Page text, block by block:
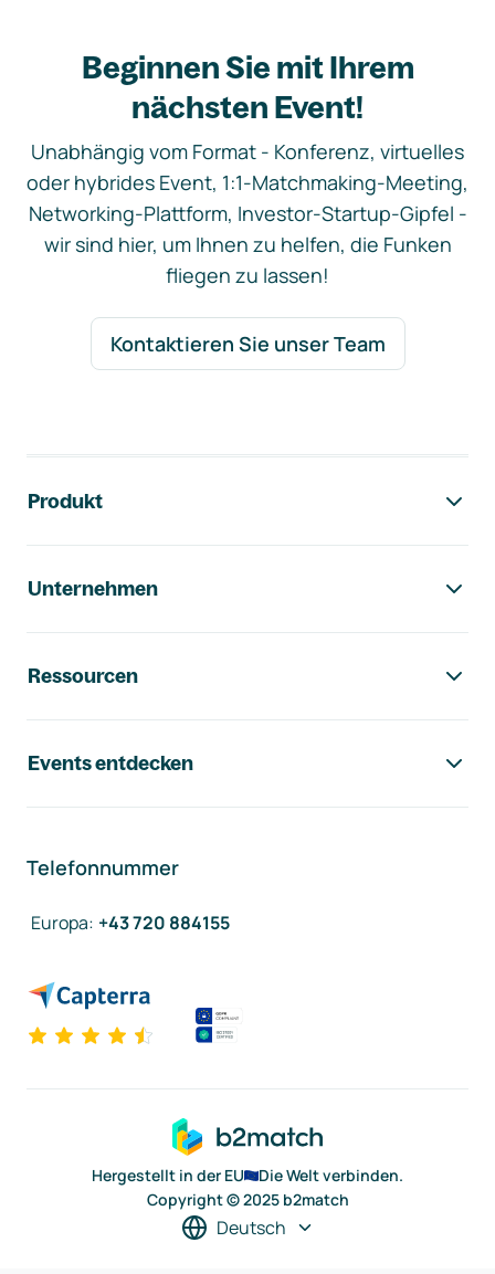
Beginnen Sie mit Ihrem
nächsten Event!
Unabhängig vom Format - Konferenz, virtuelles
oder hybrides Event, 1:1-Matchmaking-Meeting,
Networking-Plattform, Investor-Startup-Gipfel -
wir sind hier, um Ihnen zu helfen, die Funken
fliegen zu lassen!
Kontaktieren Sie unser Team
Produkt
Unternehmen
Ressourcen
Events entdecken
Telefonnummer
Europa: +43 720 884155
Hergestellt in der EU
Die Welt verbinden.
Copyright © 2025 b2match
Deutsch